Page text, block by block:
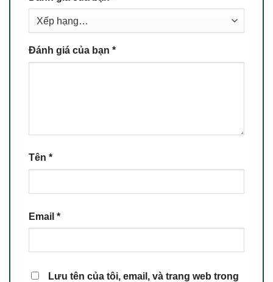
Đánh giá của bạn *
Tên *
Email *
Lưu tên của tôi, email, và trang web trong